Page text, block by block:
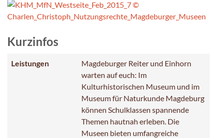
Kurzinfos
Leistungen
Magdeburger Reiter und Einhorn
warten auf euch: Im
Kulturhistorischen Museum und im
Museum für Naturkunde Magdeburg
können Schulklassen spannende
Themen hautnah erleben. Die
Museen bieten umfangreiche